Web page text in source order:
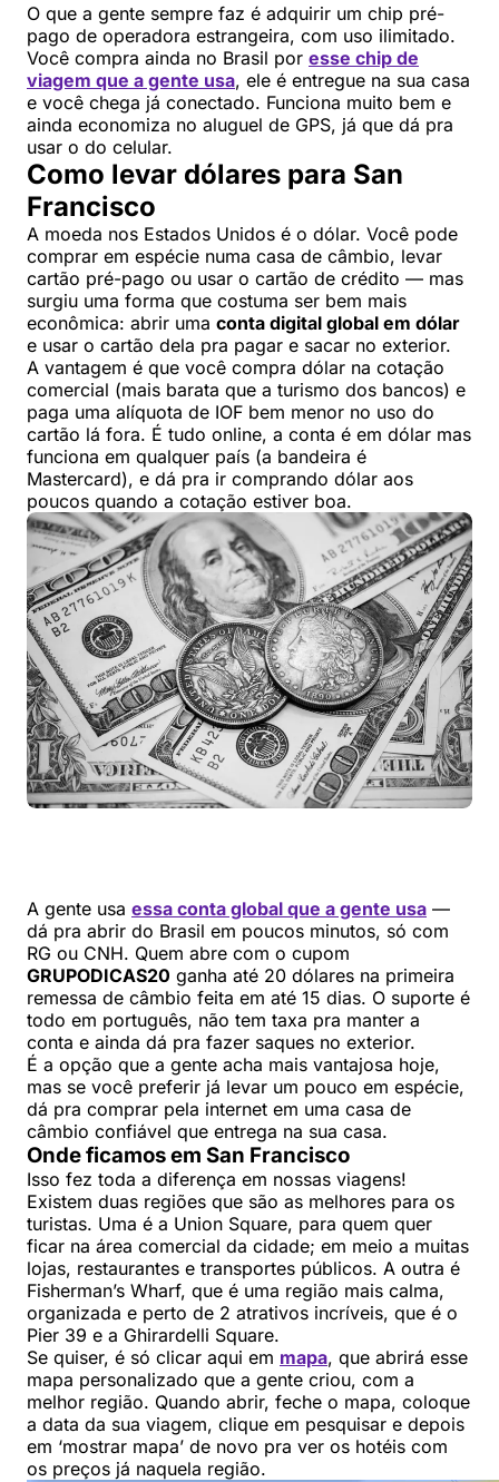
O que a gente sempre faz é adquirir um chip pré-
pago de operadora estrangeira, com uso ilimitado.
Você compra ainda no Brasil por esse chip de
viagem que a gente usa, ele é entregue na sua casa
e você chega já conectado. Funciona muito bem e
ainda economiza no aluguel de GPS, já que dá pra
usar o do celular.
Como levar dólares para San
Francisco
A moeda nos Estados Unidos é o dólar. Você pode
comprar em espécie numa casa de câmbio, levar
cartão pré-pago ou usar o cartão de crédito — mas
surgiu uma forma que costuma ser bem mais
econômica: abrir uma conta digital global em dólar
e usar o cartão dela pra pagar e sacar no exterior.
A vantagem é que você compra dólar na cotação
comercial (mais barata que a turismo dos bancos) e
paga uma alíquota de IOF bem menor no uso do
cartão lá fora. É tudo online, a conta é em dólar mas
funciona em qualquer país (a bandeira é
Mastercard), e dá pra ir comprando dólar aos
poucos quando a cotação estiver boa.
A gente usa essa conta global que a gente usa —
dá pra abrir do Brasil em poucos minutos, só com
RG ou CNH. Quem abre com o cupom
GRUPODICAS20 ganha até 20 dólares na primeira
remessa de câmbio feita em até 15 dias. O suporte é
todo em português, não tem taxa pra manter a
conta e ainda dá pra fazer saques no exterior.
É a opção que a gente acha mais vantajosa hoje,
mas se você preferir já levar um pouco em espécie,
dá pra comprar pela internet em uma casa de
câmbio confiável que entrega na sua casa.
Onde ficamos em San Francisco
Isso fez toda a diferença em nossas viagens!
Existem duas regiões que são as melhores para os
turistas. Uma é a Union Square, para quem quer
ficar na área comercial da cidade; em meio a muitas
lojas, restaurantes e transportes públicos. A outra é
Fisherman’s Wharf, que é uma região mais calma,
organizada e perto de 2 atrativos incríveis, que é o
Pier 39 e a Ghirardelli Square.
Se quiser, é só clicar aqui em mapa, que abrirá esse
mapa personalizado que a gente criou, com a
melhor região. Quando abrir, feche o mapa, coloque
a data da sua viagem, clique em pesquisar e depois
em ‘mostrar mapa’ de novo pra ver os hotéis com
os preços já naquela região.